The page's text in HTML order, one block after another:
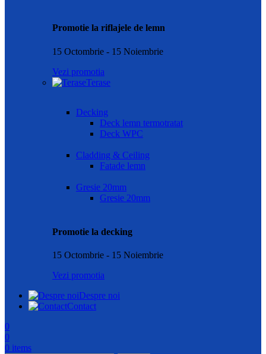
Promotie la riflajele de lemn
15 Octombrie - 15 Noiembrie
Vezi promotia
Terase
Decking
Deck lemn termotratat
Deck WPC
Cladding & Ceiling
Fatade lemn
Gresie 20mm
Gresie 20mm
Promotie la decking
15 Octombrie - 15 Noiembrie
Vezi promotia
Despre noi
Contact
0
0
0 items